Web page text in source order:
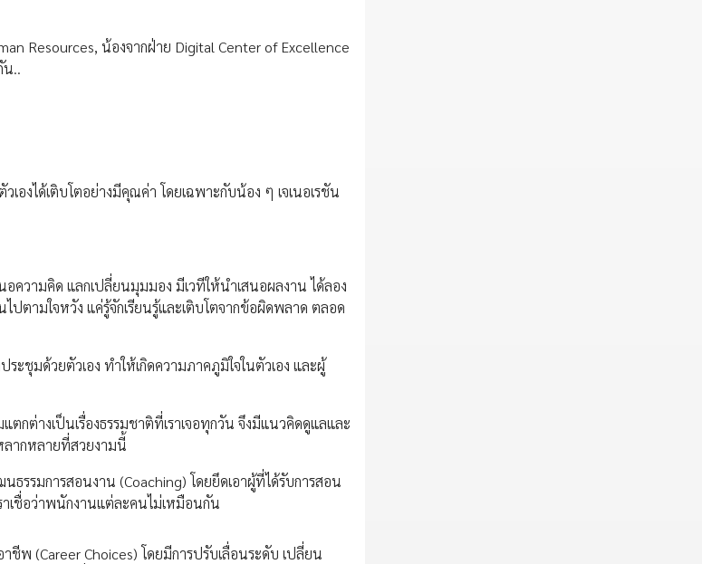
Resources, น้องจากฝ่าย Digital Center of Excellence
น..
งได้เติบโตอย่างมีคุณค่า โดยเฉพาะกับน้อง ๆ เจเนอเรชัน
ความคิด แลกเปลี่ยนมุมมอง มีเวทีให้นำเสนอผลงาน ได้ลอง
ามใจหวัง แค่รู้จักเรียนรู้และเติบโตจากข้อผิดพลาด ตลอด
ชุมด้วยตัวเอง ทำให้เกิดความภาคภูมิใจในตัวเอง และผู้
ต่างเป็นเรื่องธรรมชาติที่เราเจอทุกวัน จึงมีแนวคิดดูแลและ
ากหลายที่สวยงามนี้
รรมการสอนงาน (Coaching) โดยยึดเอาผู้ที่ได้รับการสอน
าเชื่อว่าพนักงานแต่ละคนไม่เหมือนกัน
ชีพ (Career Choices) โดยมีการปรับเลื่อนระดับ เปลี่ยน